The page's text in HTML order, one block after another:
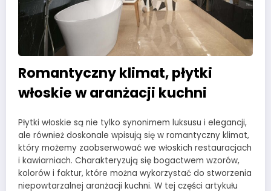
Romantyczny klimat, płytki
włoskie w aranżacji kuchni
Płytki włoskie są nie tylko synonimem luksusu i elegancji,
ale również doskonale wpisują się w romantyczny klimat,
który możemy zaobserwować we włoskich restauracjach
i kawiarniach. Charakteryzują się bogactwem wzorów,
kolorów i faktur, które można wykorzystać do stworzenia
niepowtarzalnej aranżacji kuchni. W tej części artykułu